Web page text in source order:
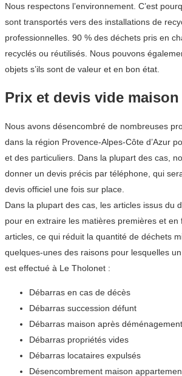
Nous respectons l’environnement. C’est
sont transportés vers des installations de
professionnelles. 90 % des déchets pris en
recyclés ou réutilisés. Nous pouvons
objets s’ils sont de valeur et en bon état.
Prix et devis vide
Nous avons désencombré de nombreuses
dans la région Provence-Alpes-Côte d’Azur
et des particuliers. Dans la plupart des cas,
donner un devis précis par téléphone, qui
devis officiel une fois sur place.
Dans la plupart des cas, les articles issus du
pour en extraire les matières premières et en
articles, ce qui réduit la quantité de déchets
quelques-unes des raisons pour lesquelles
est effectué à Le Tholonet :
Débarras en cas de décès
Débarras succession défunt
Débarras maison après déménagement
Débarras propriétés vides
Débarras locataires expulsés
Désencombrement maison